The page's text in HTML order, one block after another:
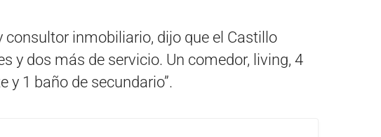
consultor inmobiliario, dijo que el Castillo
y dos más de servicio. Un comedor, living, 4
y 1 baño de secundario”.